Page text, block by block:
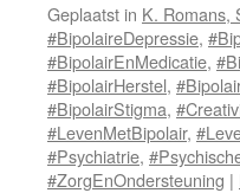
Geplaatst in K. Romans,
#BipolaireDepressie,
#BipolairEnMedicatie,
#BipolairHerstel,
#BipolairStigma,
#LevenMetBipolair,
#Psychiatrie,
#ZorgEnOndersteuning |